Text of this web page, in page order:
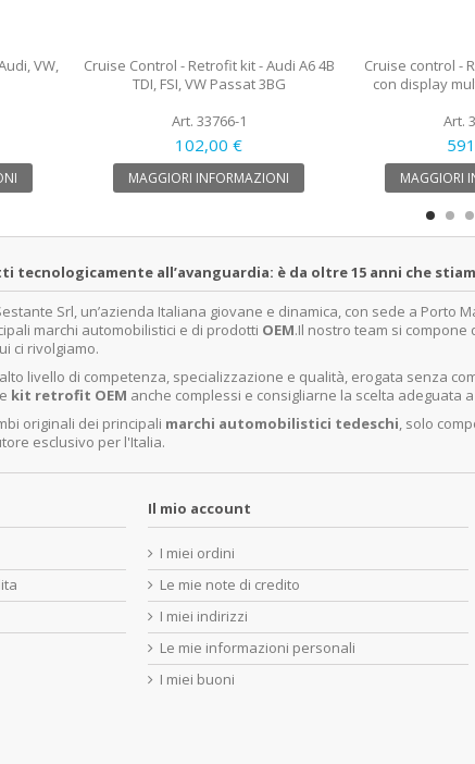
VW,
Cruise Control - Retrofit kit - Audi A6 4B
TDI, FSI, VW Passat 3BG
Art. 33766-1
102,00 €
MAGGIORI INFORMAZIONI
Cruise control -
con display
Art.
MAGGIORI
tecnologicamente all’avanguardia: è da oltre 15 anni che
Srl, un’azienda Italiana giovane e dinamica, con sede a Porto
marchi automobilistici e di prodotti OEM.Il nostro team si
ci rivolgiamo.
livello di competenza, specializzazione e qualità, erogata senza
kit retrofit OEM anche complessi e consigliarne la scelta adeguata
originali dei principali marchi automobilistici tedeschi, solo
esclusivo per l'Italia.
Il mio account
I miei ordini
Le mie note di credito
I miei indirizzi
Le mie informazioni personali
I miei buoni